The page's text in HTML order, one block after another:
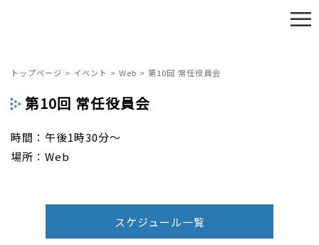
≡
トップページ > イベント > Web > 第10回 常任役員会
第10回 常任役員会
時間：午後1時30分～
場所：Web
スケジュール一覧